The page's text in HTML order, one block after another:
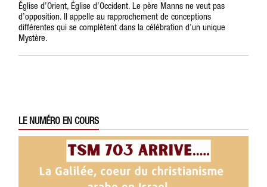
Église d’Orient, Église d’Occident. Le père Manns ne veut pas
d’opposition. Il appelle au rapprochement de conceptions
différentes qui se complètent dans la célébration d’un unique
Mystère.
LE NUMÉRO EN COURS